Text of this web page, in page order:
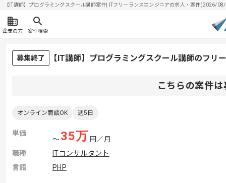
【IT講師】プログラミングスクール講師案件| ITフリーランスエンジニアの求人・案件(2026/
企業の方 案件検索
募集終了 【IT講師】プログラミングスクール講師のフリ
こちらの案件
オンライン商談OK 週5日
単価
〜35万 円／月
職種
ITコンサルタント
言語
PHP